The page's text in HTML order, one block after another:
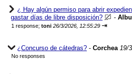
¿ Hay algún permiso para abrir
gastar días de libre disposición?
-
1 response; toni 26/3/2026, 12:55:29 ⇥
¿Concurso de cátedras? - Corchea 19/
No responses